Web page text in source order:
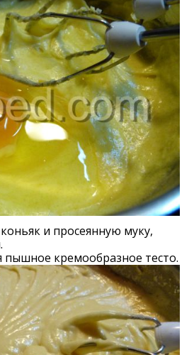
и просеянную муку,
пышное кремообразное тесто.